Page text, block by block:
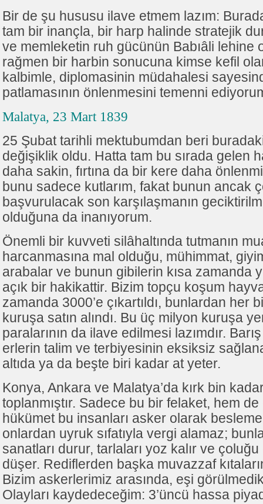
Bir de şu hususu ilave etmem lazım:
tam bir inançla, bir harp halinde stratejik
ve memleketin ruh gücünün Babıâli lehine
rağmen bir harbin sonucuna kimse kefil
kalbimle, diplomasinin müdahalesi
patlamasının önlenmesini temenni
Malatya, 23 Mart 1839
25 Şubat tarihli mektubumdan beri
değişiklik oldu. Hatta tam bu sırada gelen
daha sakin, fırtına da bir kere daha
bunu sadece kutlarım, fakat bunun ancak
başvurulacak son karşılaşmanın
olduğuna da inanıyorum.
Önemli bir kuvveti silâhaltında tutmanın
harcanmasına mal olduğu, mühimmat,
arabalar ve bunun gibilerin kısa zamanda
açık bir hakikattir. Bizim topçu koşum
zamanda 3000’e çıkartıldı, bunlardan her
kuruşa satın alındı. Bu üç milyon kuruşa
paralarının da ilave edilmesi lazımdır.
erlerin talim ve terbiyesinin eksiksiz
altıda ya da beşte biri kadar at yeter.
Konya, Ankara ve Malatya’da kırk bin
toplanmıştır. Sadece bu bir felaket, hem
hükümet bu insanları asker olarak
onlardan uyruk sıfatıyla vergi alamaz;
sanatları durur, tarlaları yoz kalır ve
düşer. Rediflerden başka muvazzaf
Bizim askerlerimiz arasında, eşi
Olayları kaydedeceğim: 3’üncü hassa